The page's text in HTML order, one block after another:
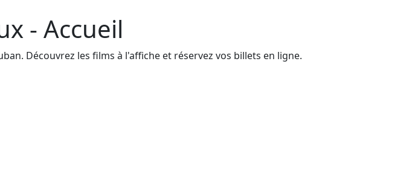
- Accueil
Découvrez les films à l'affiche et réservez vos billets en ligne.